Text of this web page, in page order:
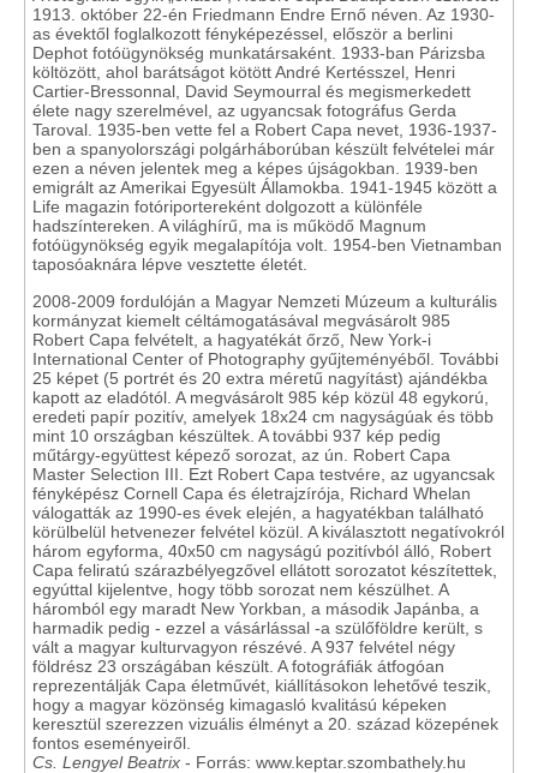
1913. október 22-én Friedmann Endre Ernő néven. Az 1930-
as évektől foglalkozott fényképezéssel, először a berlini
Dephot fotóügynökség munkatársaként. 1933-ban Párizsba
költözött, ahol barátságot kötött André Kertésszel, Henri
Cartier-Bressonnal, David Seymourral és megismerkedett
élete nagy szerelmével, az ugyancsak fotográfus Gerda
Taroval. 1935-ben vette fel a Robert Capa nevet, 1936-1937-
ben a spanyolországi polgárháborúban készült felvételei már
ezen a néven jelentek meg a képes újságokban. 1939-ben
emigrált az Amerikai Egyesült Államokba. 1941-1945 között a
Life magazin fotóriportereként dolgozott a különféle
hadszíntereken. A világhírű, ma is működő Magnum
fotóügynökség egyik megalapítója volt. 1954-ben Vietnamban
taposóaknára lépve vesztette életét.
2008-2009 fordulóján a Magyar Nemzeti Múzeum a kulturális
kormányzat kiemelt céltámogatásával megvásárolt 985
Robert Capa felvételt, a hagyatékát őrző, New York-i
International Center of Photography gyűjteményéből. További
25 képet (5 portrét és 20 extra méretű nagyítást) ajándékba
kapott az eladótól. A megvásárolt 985 kép közül 48 egykorú,
eredeti papír pozitív, amelyek 18x24 cm nagyságúak és több
mint 10 országban készültek. A további 937 kép pedig
műtárgy-együttest képező sorozat, az ún. Robert Capa
Master Selection III. Ezt Robert Capa testvére, az ugyancsak
fényképész Cornell Capa és életrajzírója, Richard Whelan
válogatták az 1990-es évek elején, a hagyatékban található
körülbelül hetvenezer felvétel közül. A kiválasztott negatívokról
három egyforma, 40x50 cm nagyságú pozitívból álló, Robert
Capa feliratú szárazbélyegzővel ellátott sorozatot készítettek,
egyúttal kijelentve, hogy több sorozat nem készülhet. A
háromból egy maradt New Yorkban, a második Japánba, a
harmadik pedig - ezzel a vásárlással -a szülőföldre került, s
vált a magyar kulturvagyon részévé. A 937 felvétel négy
földrész 23 országában készült. A fotográfiák átfogóan
reprezentálják Capa életművét, kiállításokon lehetővé teszik,
hogy a magyar közönség kimagasló kvalitású képeken
keresztül szerezzen vizuális élményt a 20. század közepének
fontos eseményeiről.
Cs. Lengyel Beatrix - Forrás: www.keptar.szombathely.hu